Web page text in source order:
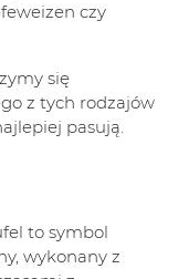
czy
się
z tych rodzajów
pasują.
to symbol
wykonany z